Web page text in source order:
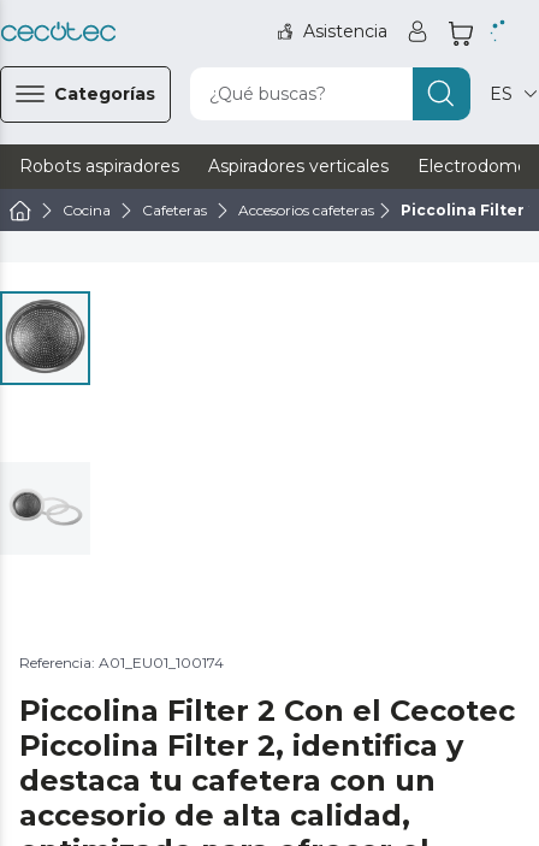
Asistencia
Categorías ¿Qué buscas? ES
Robots aspiradores Aspiradores verticales
Cocina Cafeteras Accesorios cafeteras Piccolina Filter 2
Referencia: A01_EU01_100174
Piccolina Filter 2 Con el Cecotec
Piccolina Filter 2, identifica y
destaca tu cafetera con un
accesorio de alta calidad,